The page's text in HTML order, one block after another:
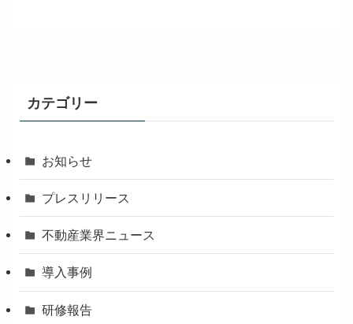
カテゴリー
お知らせ
プレスリリース
不動産業界ニュース
導入事例
研修報告